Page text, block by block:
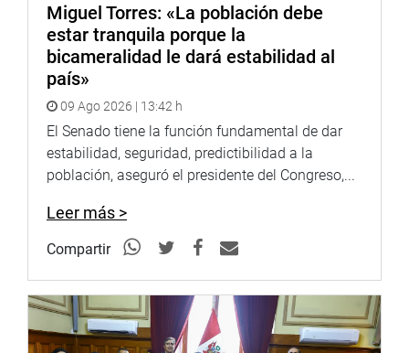
tratarse en la Comisión de Justicia y Derechos Humanos,
primando el principio jurídico-laboral-público de, a igual
trabajo, igual remuneración. Vamos a estar pendiente de
este caso”, manifestó.
En tanto, el congresista Flavio Cruz Mamani, visitó la
Institución Educativa Inicial N.º 206 “Virgen de la
Candelaria” del distrito de Ayaviri, provincia de Melgar,
formando a más de 40 niñas y niños de la comunidad.
Constató la urgente necesidad de mejorar su
recibido refacciones.
Asimismo, verificó que existe un convenio vigente que
Miguel Torres: «La población debe
estar tranquila porque la
bicameralidad le dará estabilidad al
país»
09 Ago 2026 | 13:42 h
El Senado tiene la función fundamental de dar
estabilidad, seguridad, predictibilidad a la
población, aseguró el presidente del Congreso,...
Leer más >
Compartir